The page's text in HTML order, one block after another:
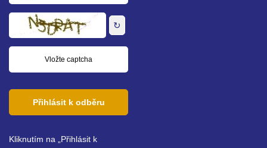
adresa
↻
Přihlásit k odběru
Kliknutím na „Přihlásit k